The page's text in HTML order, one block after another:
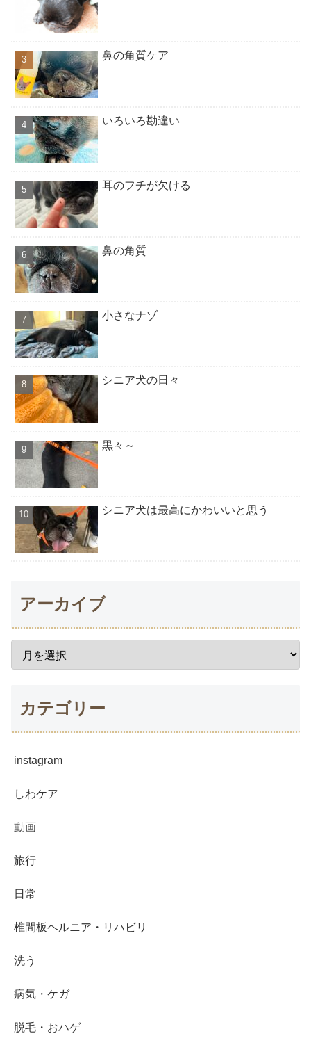
鼻の角質ケア
いろいろ勘違い
耳のフチが欠ける
鼻の角質
小さなナゾ
シニア犬の日々
黒々～
シニア犬は最高にかわいいと思う
アーカイブ
カテゴリー
instagram
しわケア
動画
旅行
日常
椎間板ヘルニア・リハビリ
洗う
病気・ケガ
脱毛・おハゲ